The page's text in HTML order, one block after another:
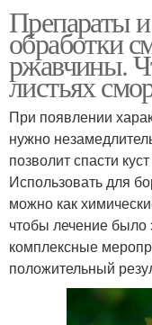
Препараты
обработки
ржавчины.
листьях
При появлении
нужно
позволит спасти
Использовать для
можно как
чтобы лечение
комплексные
положительный